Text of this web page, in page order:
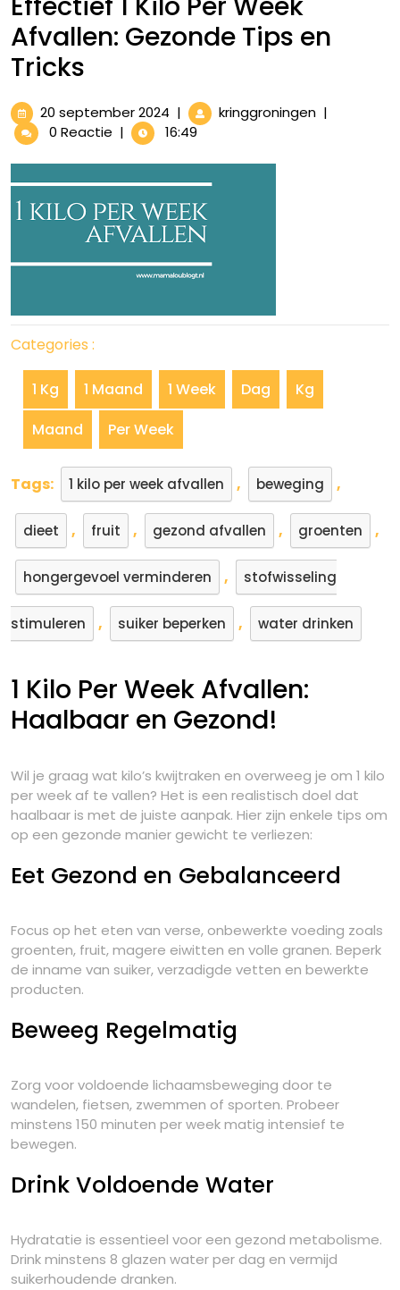
Afvallen: Gezonde Tips en
Tricks
20 september 2024 20
september
| kringgroningenEffectief
|
0 Reactie | 16:49
Categories :
1 Kg 1 Maand 1 Week Dag
Kg
Maand
Per Week
Tags: 1 kilo per week afvallen , beweging ,
dieet , fruit , gezond afvallen , groenten ,
hongergevoel verminderen , stofwisseling
stimuleren , suiker beperken , water drinken
1 Kilo Per Week Afvallen:
Haalbaar en Gezond!
Wil je graag wat kilo’s kwijtraken en overweeg je om 1 kilo
per week af te vallen? Het is een realistisch doel dat
haalbaar is met de juiste aanpak. Hier zijn enkele tips om
op een gezonde manier gewicht te verliezen:
Eet Gezond en Gebalanceerd
Focus op het eten van verse, onbewerkte voeding zoals
groenten, fruit, magere eiwitten en volle granen. Beperk
de inname van suiker, verzadigde vetten en bewerkte
producten.
Beweeg Regelmatig
Zorg voor voldoende lichaamsbeweging door te
wandelen, fietsen, zwemmen of sporten. Probeer
minstens 150 minuten per week matig intensief te
bewegen.
Drink Voldoende Water
Hydratatie is essentieel voor een gezond metabolisme.
Drink minstens 8 glazen water per dag en vermijd
suikerhoudende dranken.